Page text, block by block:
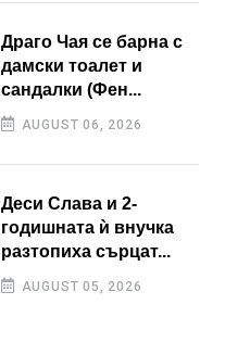
Драго Чая се барна с
дамски тоалет и
сандалки (Фен...
AUGUST 06, 2026
Деси Слава и 2-
годишната ѝ внучка
разтопиха сърцат...
AUGUST 05, 2026